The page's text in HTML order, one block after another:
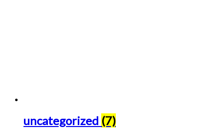
uncategorized (7)